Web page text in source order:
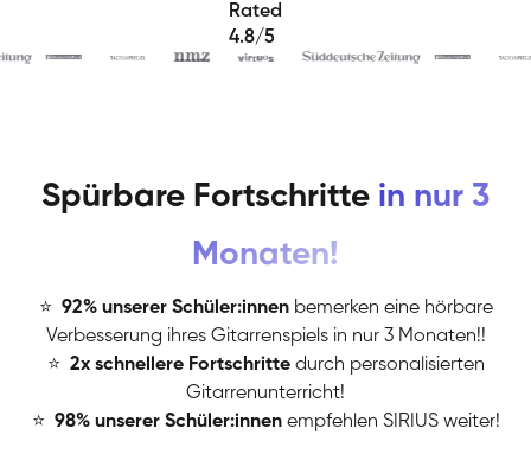
Rated
4.8/5
Spürbare Fortschritte in nur 3
Monaten!
⭐ 92% unserer Schüler:innen bemerken eine hörbare
Verbesserung ihres Gitarrenspiels in nur 3 Monaten!!
⭐ 2x schnellere Fortschritte durch personalisierten
Gitarrenunterricht!
⭐ 98% unserer Schüler:innen empfehlen SIRIUS weiter!